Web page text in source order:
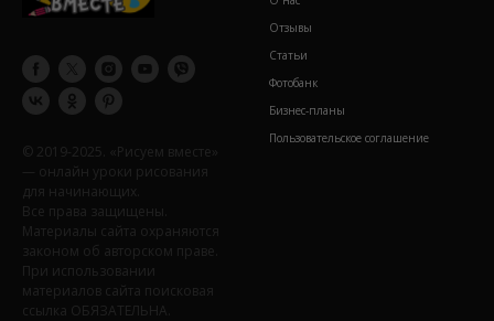
© 2019-2025. «Рисуем вместе»
— онлайн уроки рисования
для начинающих.
Все права защищены.
Материалы сайта охраняются
законом об авторском праве.
При использовании
материалов сайта поисковая
ссылка ОБЯЗАТЕЛЬНА.
Отзывы
Статьи
Фотобанк
Бизнес-планы
Пользовательское соглашение